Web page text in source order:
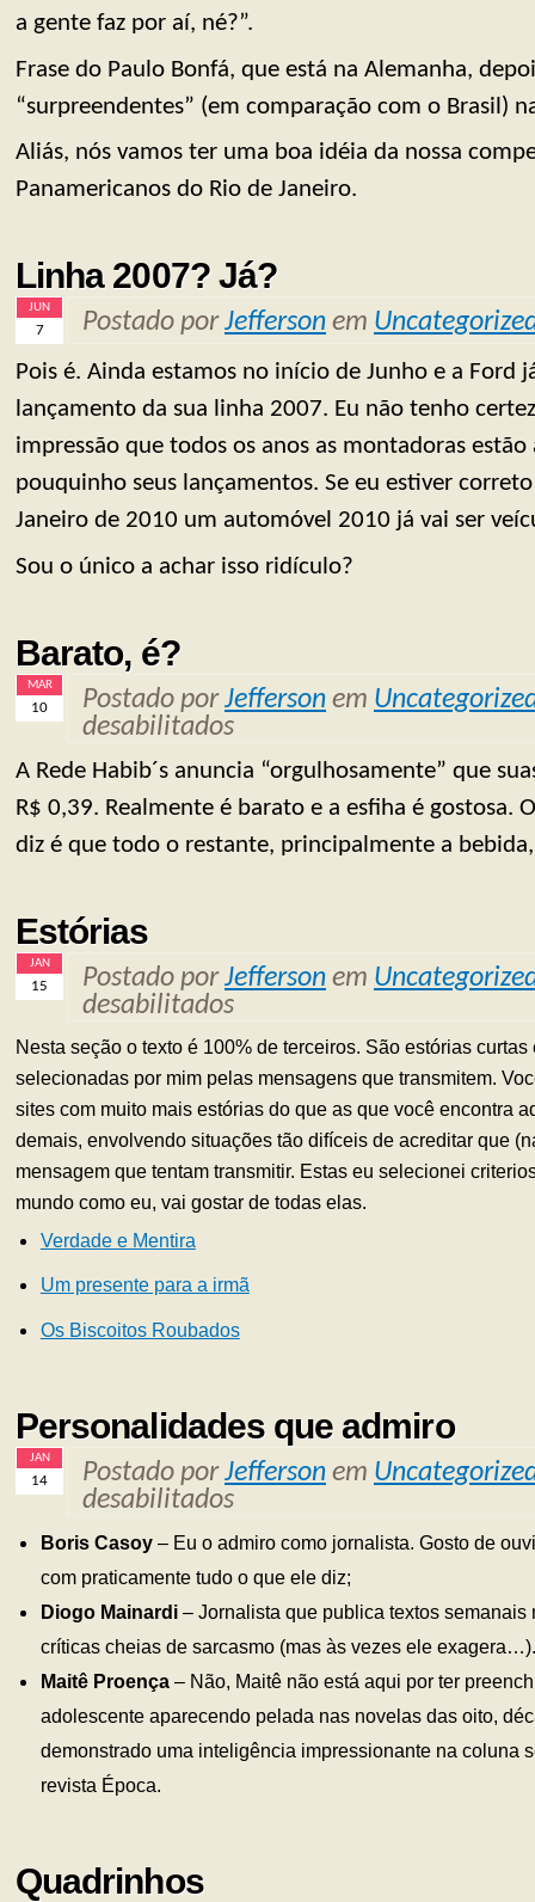
a gente faz por aí, né?”.
Frase do Paulo Bonfá, que está na Alemanha,
“surpreendentes” (em comparação com o Brasil)
Aliás, nós vamos ter uma boa idéia da nossa
Panamericanos do Rio de Janeiro.
Linha 2007? Já?
JUN
7 Postado porJefferson em
Pois é. Ainda estamos no início de Junho e a Ford
lançamento da sua linha 2007. Eu não tenho
impressão que todos os anos as montadoras
pouquinho seus lançamentos. Se eu estiver
Janeiro de 2010 um automóvel 2010 já vai ser
Sou o único a achar isso ridículo?
Barato, é?
MAR
10 Postado porJefferson em
desabilitados
A Rede Habib´s anuncia “orgulhosamente” que
R$ 0,39. Realmente é barato e a esfiha é gostosa.
diz é que todo o restante, principalmente a
Estórias
JAN
15 Postado porJefferson em
desabilitados
Nesta seção o texto é 100% de terceiros. São estórias
selecionadas por mim pelas mensagens que transmitem.
sites com muito mais estórias do que as que você encontra
demais, envolvendo situações tão difíceis de acreditar que
mensagem que tentam transmitir. Estas eu selecionei
mundo como eu, vai gostar de todas elas.
Verdade e Mentira
Um presente para a irmã
Os Biscoitos Roubados
Personalidades que admiro
JAN
14 Postado porJefferson em
desabilitados
Boris Casoy – Eu o admiro como jornalista. Gosto de
com praticamente tudo o que ele diz;
Diogo Mainardi– Jornalista que publica textos semanais
críticas cheias de sarcasmo (mas às vezes ele exagera…).
Maitê Proença – Não, Maitê não está aqui por ter
adolescente aparecendo pelada nas novelas das oito,
demonstrado uma inteligência impressionante na coluna
revista Época.
Quadrinhos